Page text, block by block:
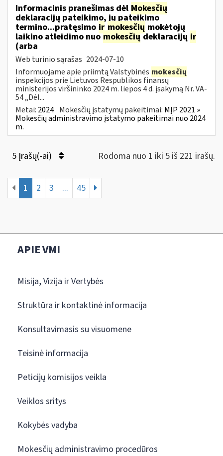
Informacinis pranešimas dėl Mokesčių
deklaracijų pateikimo, jų pateikimo
termino...pratęsimo ir mokesčių mokėtojų
laikino atleidimo nuomokesčiųdeklaracijų ir
(arba
Web turinio sąrašas 2024-07-10
Informuojame apie priimtą Valstybinės mokesčių
inspekcijos prie Lietuvos Respublikos finansų
ministerijos viršininko 2024 m. liepos 4 d. įsakymą Nr. VA-
54 „Dėl...
Metai: 2024 Mokesčių įstatymų pakeitimai: MĮP 2021 »
Mokesčių administravimo įstatymo pakeitimai nuo 2024
m.
5 Įrašų(-ai) Rodoma nuo 1 iki 5 iš 221 irašų.
1 2 3 ... 45
APIE VMI
Misija, Vizija ir Vertybės
Struktūra ir kontaktinė informacija
Konsultavimasis su visuomene
Teisinė informacija
Peticijų komisijos veikla
Veiklos sritys
Kokybės vadyba
Mokesčių administravimo procedūros